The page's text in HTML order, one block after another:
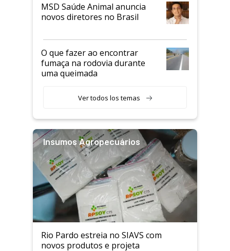
MSD Saúde Animal anuncia
novos diretores no Brasil
O que fazer ao encontrar
fumaça na rodovia durante
uma queimada
Ver todos los temas
Insumos Agropecuários
Rio Pardo estreia no SIAVS com
novos produtos e projeta